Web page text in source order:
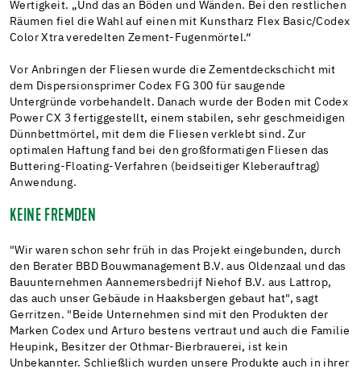
Wertigkeit. „Und das an Böden und Wänden. Bei den restlichen
Räumen fiel die Wahl auf einen mit Kunstharz Flex Basic/Codex
Color Xtra veredelten Zement-Fugenmörtel.“
Vor Anbringen der Fliesen wurde die Zementdeckschicht mit
dem Dispersionsprimer Codex FG 300 für saugende
Untergründe vorbehandelt. Danach wurde der Boden mit Codex
Power CX 3 fertiggestellt, einem stabilen, sehr geschmeidigen
Dünnbettmörtel, mit dem die Fliesen verklebt sind. Zur
optimalen Haftung fand bei den großformatigen Fliesen das
Buttering-Floating-Verfahren (beidseitiger Kleberauftrag)
Anwendung.
KEINE FREMDEN
"Wir waren schon sehr früh in das Projekt eingebunden, durch
den Berater BBD Bouwmanagement B.V. aus Oldenzaal und das
Bauunternehmen Aannemersbedrijf Niehof B.V. aus Lattrop,
das auch unser Gebäude in Haaksbergen gebaut hat", sagt
Gerritzen. "Beide Unternehmen sind mit den Produkten der
Marken Codex und Arturo bestens vertraut und auch die Familie
Heupink, Besitzer der Othmar-Bierbrauerei, ist kein
Unbekannter. Schließlich wurden unsere Produkte auch in ihrer